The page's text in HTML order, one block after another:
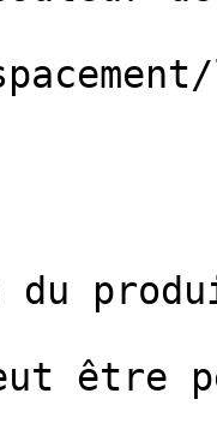
du
être